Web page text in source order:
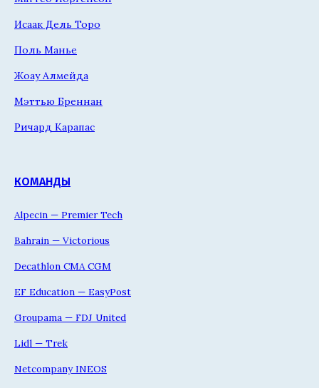
Исаак Дель Торо
Поль Манье
Жоау Алмейда
Мэттью Бреннан
Ричард Карапас
КОМАНДЫ
Alpecin — Premier Tech
Bahrain — Victorious
Decathlon CMA CGM
EF Education — EasyPost
Groupama — FDJ United
Lidl — Trek
Netcompany INEOS